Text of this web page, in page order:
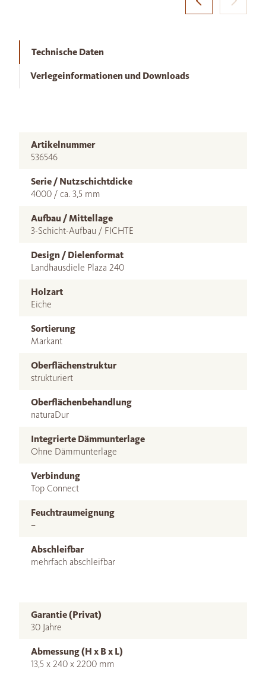
Technische Daten
Verlegeinformationen und Downloads
Artikelnummer
536546
Serie / Nutzschichtdicke
4000 / ca. 3,5 mm
Aufbau / Mittellage
3-Schicht-Aufbau / FICHTE
Design / Dielenformat
Landhausdiele Plaza 240
Holzart
Eiche
Sortierung
Markant
Oberflächenstruktur
strukturiert
Oberflächenbehandlung
naturaDur
Integrierte Dämmunterlage
Ohne Dämmunterlage
Verbindung
Top Connect
Feuchtraumeignung
–
Abschleifbar
mehrfach abschleifbar
Garantie (Privat)
30 Jahre
Abmessung (H x B x L)
13,5 x 240 x 2200 mm